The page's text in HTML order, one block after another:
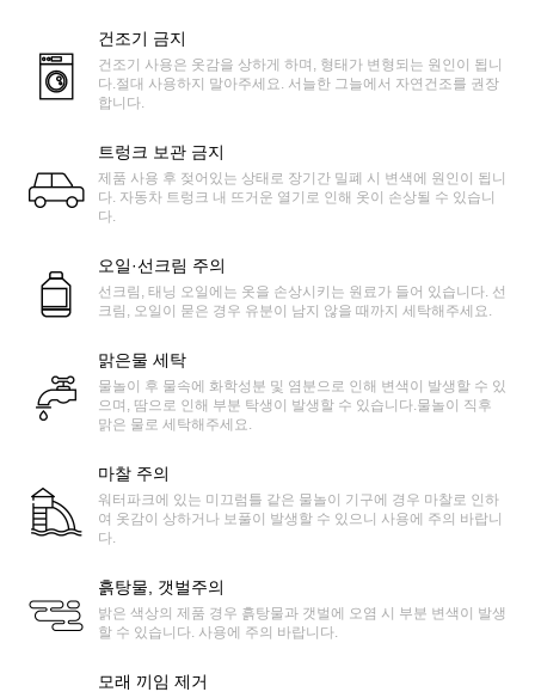
건조기 금지
건조기 사용은 옷감을 상하게 하며, 형태가 변형되는 원인이 됩니
다.절대 사용하지 말아주세요. 서늘한 그늘에서 자연건조를 권장
합니다.
트렁크 보관 금지
제품 사용 후 젖어있는 상태로 장기간 밀폐 시 변색에 원인이 됩니
다. 자동차 트렁크 내 뜨거운 열기로 인해 옷이 손상될 수 있습니
다.
오일·선크림 주의
선크림, 태닝 오일에는 옷을 손상시키는 원료가 들어 있습니다. 선
크림, 오일이 묻은 경우 유분이 남지 않을 때까지 세탁해주세요.
맑은물 세탁
물놀이 후 물속에 화학성분 및 염분으로 인해 변색이 발생할 수 있
으며, 땀으로 인해 부분 탁생이 발생할 수 있습니다.물놀이 직후
맑은 물로 세탁해주세요.
마찰 주의
워터파크에 있는 미끄럼틀 같은 물놀이 기구에 경우 마찰로 인하
여 옷감이 상하거나 보풀이 발생할 수 있으니 사용에 주의 바랍니
다.
흙탕물, 갯벌주의
밝은 색상의 제품 경우 흙탕물과 갯벌에 오염 시 부분 변색이 발생
할 수 있습니다. 사용에 주의 바랍니다.
모래 끼임 제거